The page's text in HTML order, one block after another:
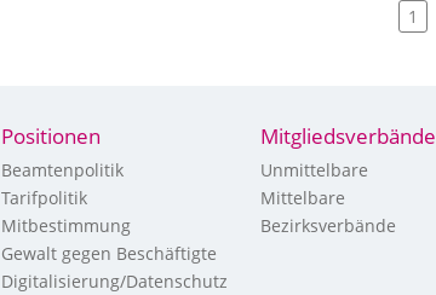
1
Positionen
Beamtenpolitik
Tarifpolitik
Mitbestimmung
Gewalt gegen Beschäftigte
Digitalisierung/Datenschutz
Mitgliedsverbände
Unmittelbare
Mittelbare
Bezirksverbände